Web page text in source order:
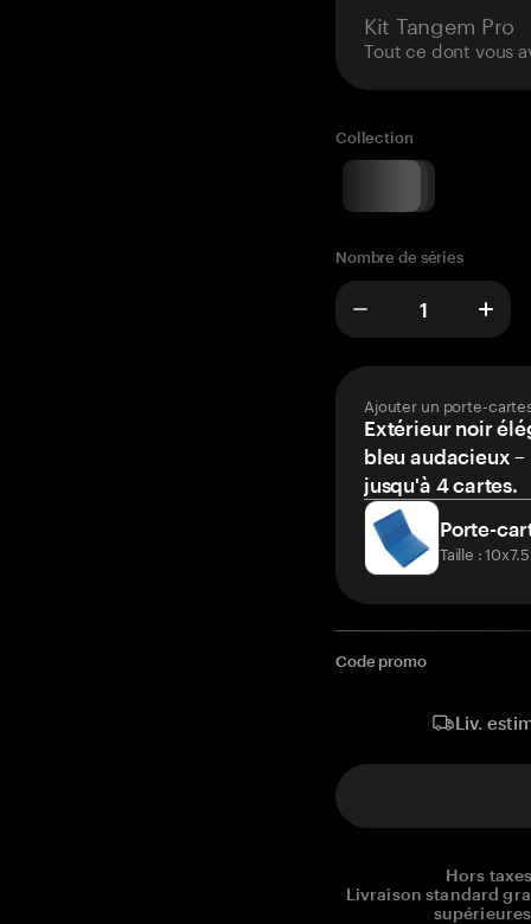
Kit Tangem Pro
Tout ce dont vous
Collection
Nombre de séries
Ajouter un porte-
Extérieur noir
bleu audacieux
jusqu'à 4 cartes.
Porte-
Taille :
Code promo
Liv.
Hors
Livraison standard